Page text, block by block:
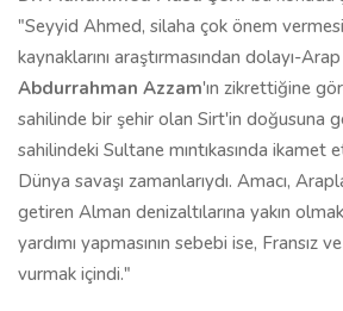
"Seyyid Ahmed, silaha çok önem
kaynaklarını araştırmasından dolayı-
Abdurrahman Azzam'ın zikrettiğine
sahilinde bir şehir olan Sirt'in doğusuna
sahilindeki Sultane mıntıkasında ikamet
Dünya savaşı zamanlarıydı. Amacı,
getiren Alman denizaltılarına yakın
yardımı yapmasının sebebi ise, Fransız
vurmak içindi."